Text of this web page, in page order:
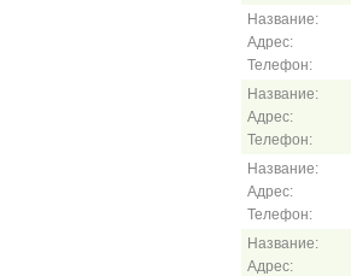
Название:
Адрес:
Телефон:
Название:
Адрес:
Телефон:
Название:
Адрес:
Телефон:
Название:
Адрес: